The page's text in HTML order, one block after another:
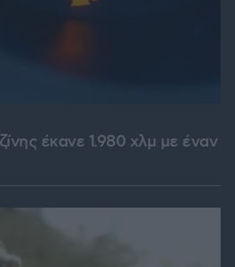
έκανε 1.980 χλμ με έναν